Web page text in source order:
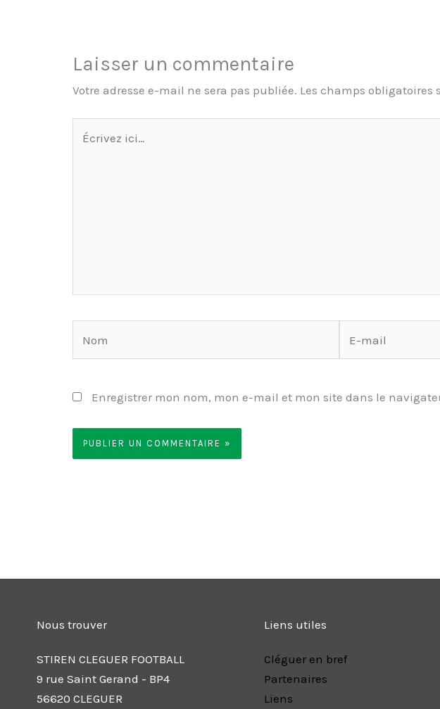
Laisser un commentaire
Votre adresse e-mail ne sera pas publiée. Les champs obligatoires
ici…
mail
Enregistrer mon nom, mon e-mail et mon site dans le
Nous trouver
STIREN CLEGUER FOOTBALL
9 rue Saint Gerand - BP4
56620 CLEGUER
Liens utiles
Cléguer en bref
Partenaires
Liens